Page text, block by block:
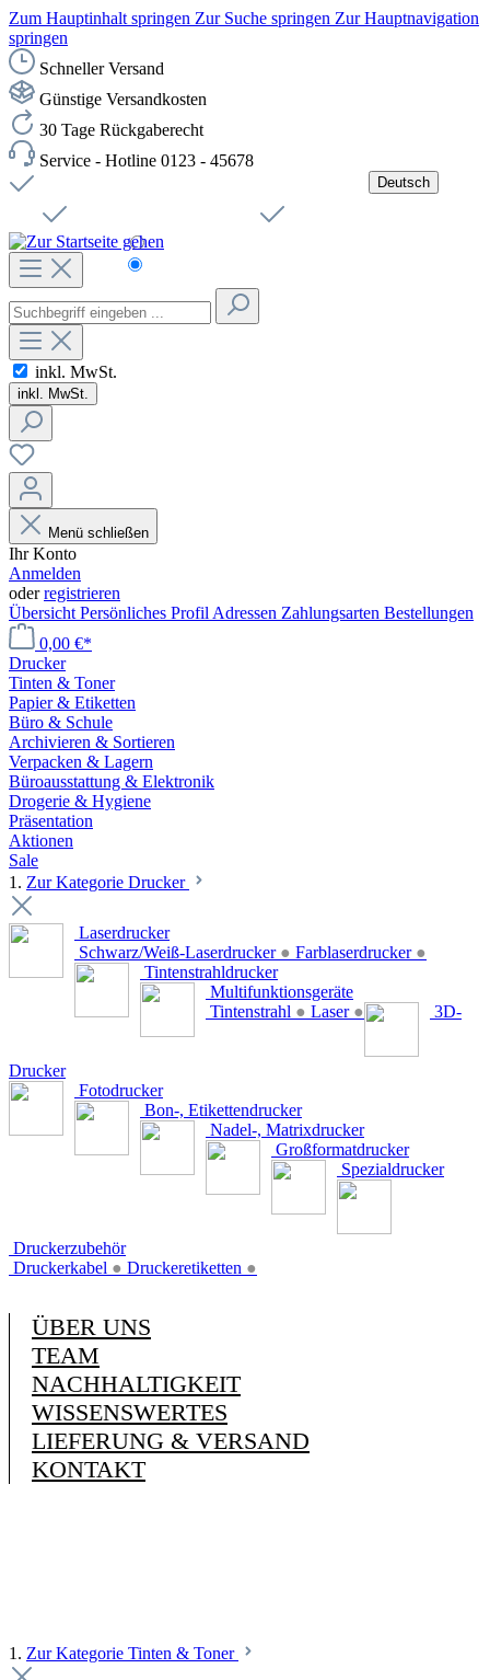
Zum Hauptinhalt springen Zur Suche springen Zur Hauptnavigation
springen
Schneller Versand
Günstige Versandkosten
30 Tage Rückgaberecht
Service - Hotline 0123 - 45678
Deutsch
Čeština
inkl. MwSt.
inkl. MwSt.
Menü schließen
Ihr Konto
Anmelden
oderregistrieren
Übersicht Persönliches Profil Adressen Zahlungsarten Bestellungen
0,00 €*
Drucker
Tinten & Toner
Papier & Etiketten
Büro & Schule
Archivieren & Sortieren
Verpacken & Lagern
Büroausstattung & Elektronik
Drogerie & Hygiene
Präsentation
Aktionen
Sale
1. Zur Kategorie Drucker
Laserdrucker
Schwarz/Weiß-Laserdrucker ● Farblaserdrucker ●
Tintenstrahldrucker
Multifunktionsgeräte
Tintenstrahl ● Laser ● 3D-
Drucker
Fotodrucker
Bon-, Etikettendrucker
Nadel-, Matrixdrucker
Großformatdrucker
Spezialdrucker
Druckerzubehör
Druckerkabel ● Druckeretiketten ●
ÜBER UNS
TEAM
NACHHALTIGKEIT
WISSENSWERTES
LIEFERUNG & VERSAND
KONTAKT
1. Zur Kategorie Tinten & Toner